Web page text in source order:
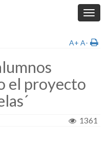
A+ A-
el proyecto
1361